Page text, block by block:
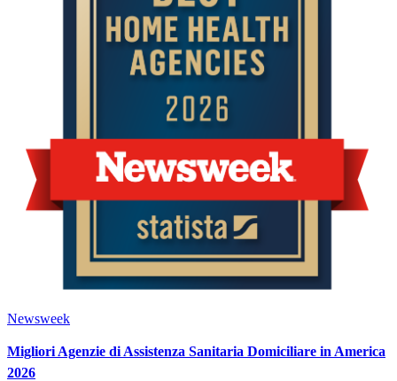
Newsweek
Migliori Agenzie di Assistenza Sanitaria Domiciliare in America
2026